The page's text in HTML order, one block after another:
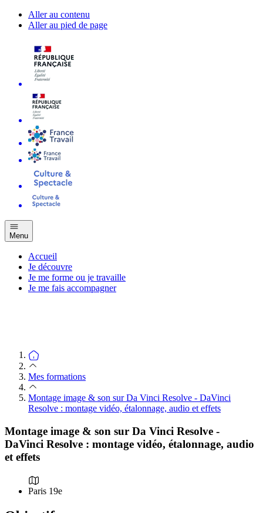
Aller au contenu
Aller au pied de page
Menu
Accueil
Je découvre
Je me forme ou je travaille
Je me fais accompagner
Mes formations
Montage image & son sur Da Vinci Resolve - DaVinci
Resolve : montage vidéo, étalonnage, audio et effets
Montage image & son sur Da Vinci Resolve -
DaVinci Resolve : montage vidéo, étalonnage, audio
et effets
Paris 19e